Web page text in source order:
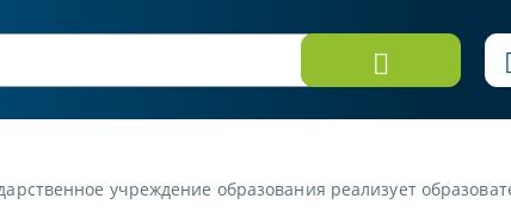
реализует образовательные программы среднего специального образования на платной